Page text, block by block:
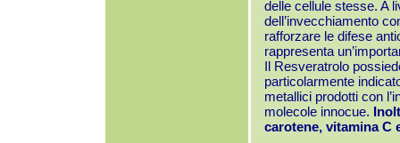
delle cellule stesse. A
dell’invecchiamento
rafforzare le difese
rappresenta
Il Resveratrolo
particolarmente
metallici prodotti con
molecole innocue.
carotene, vitamina C